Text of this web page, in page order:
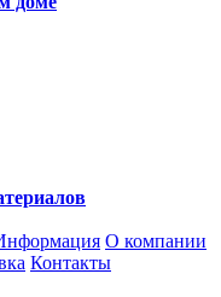
О компании
Контакты